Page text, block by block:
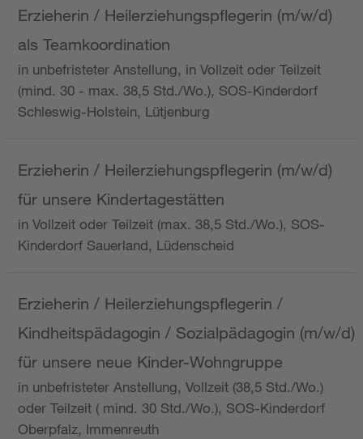
Erzieherin / Heilerziehungspflegerin (m/w/d)
als Teamkoordination
in unbefristeter Anstellung, in Vollzeit oder Teilzeit
(mind. 30 - max. 38,5 Std./Wo.), SOS-Kinderdorf
Schleswig-Holstein, Lütjenburg
Erzieherin / Heilerziehungspflegerin (m/w/d)
für unsere Kindertagestätten
in Vollzeit oder Teilzeit (max. 38,5 Std./Wo.), SOS-
Kinderdorf Sauerland, Lüdenscheid
Erzieherin / Heilerziehungspflegerin /
Kindheitspädagogin / Sozialpädagogin (m/w/d)
für unsere neue Kinder-Wohngruppe
in unbefristeter Anstellung, Vollzeit (38,5 Std./Wo.)
oder Teilzeit ( mind. 30 Std./Wo.), SOS-Kinderdorf
Oberpfalz, Immenreuth